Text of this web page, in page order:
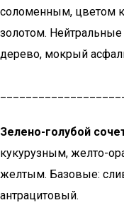
соломенным, цветом
золотом. Нейтральные
дерево, мокрый
Зелено-голубой
кукурузным, желто-
желтым. Базовые:
антрацитовый.